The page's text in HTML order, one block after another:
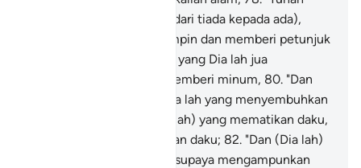
yang menciptakan daku (dari tiada kepada ada),
maka Dia lah yang memimpin dan memberi petunjuk
"Dan Tuhan yang Dia lah jua
memberiku makan dan memberi minum, 80. "Dan
apabila aku sakit, maka Dia lah yang menyembuhkan
"Dan (Dia lah) yang mematikan daku,
kemudian Ia menghidupkan daku; 82. "Dan (Dia lah)
yang aku harap-harapkan supaya mengampunkan